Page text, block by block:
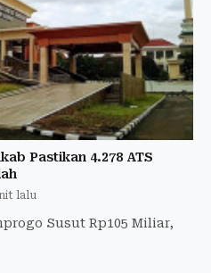
Pastikan 4.278 ATS
lalu
Susut Rp105 Miliar,